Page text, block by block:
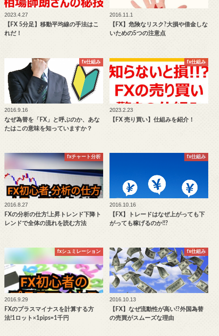
2023.4.27
【FX 5分足】移動平均線の手法はこ
れだ！
2016.11.1
【FX】危険なリスク?大損や借金しな
いための5つの注意点
fx仕組み
2016.9.16
なぜ為替を「FX」と呼ぶのか、あな
たはこの意味を知っていますか？
fx仕組み
2023.2.23
【FX 売り買い】仕組みを紹介！
fxチャート分析
2016.8.27
FXの分析の仕方!上昇トレンド下降ト
レンドで全体の流れを読む方法
fx仕組み
2016.10.16
【FX】トレードはなぜ上がっても下
がっても稼げるのか!!?
fxシュミレーション
2016.9.29
FXのプラスマイナスを計算する方
法!1ロット×1pips=1千円
fx仕組み
2016.10.13
【FX】なぜ流動性が高い!?外国為替
の売買がスムーズな理由